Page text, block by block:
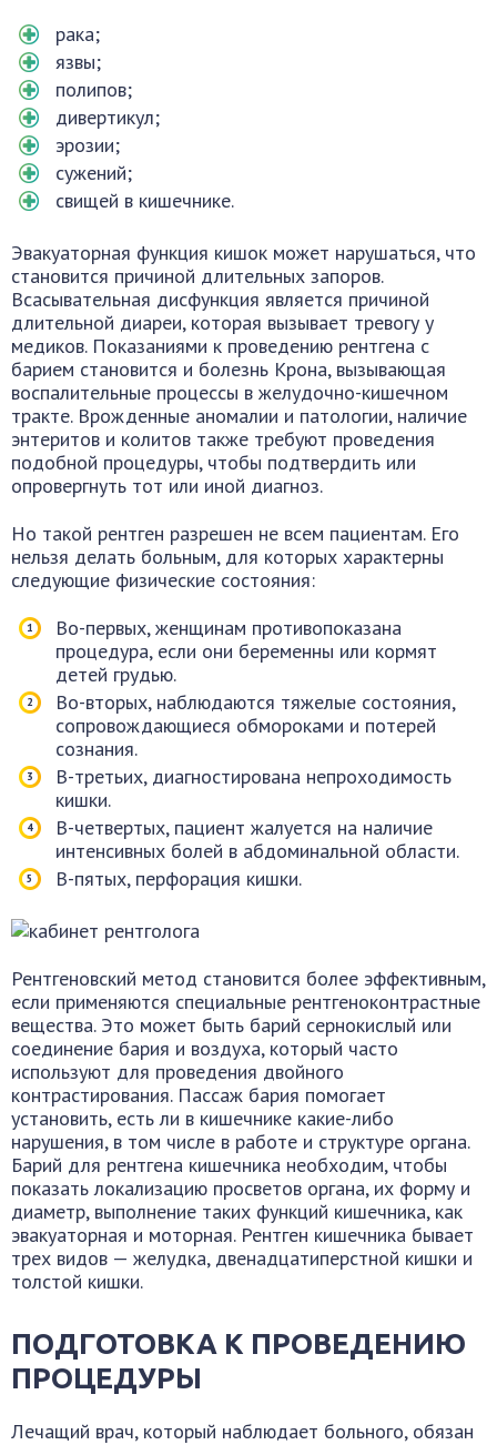
рака;
язвы;
полипов;
дивертикул;
эрозии;
сужений;
свищей в кишечнике.
Эвакуаторная функция кишок может нарушаться, что
становится причиной длительных запоров.
Всасывательная дисфункция является причиной
длительной диареи, которая вызывает тревогу у
медиков. Показаниями к проведению рентгена с
барием становится и болезнь Крона, вызывающая
воспалительные процессы в желудочно-кишечном
тракте. Врожденные аномалии и патологии, наличие
энтеритов и колитов также требуют проведения
подобной процедуры, чтобы подтвердить или
опровергнуть тот или иной диагноз.
Но такой рентген разрешен не всем пациентам. Его
нельзя делать больным, для которых характерны
следующие физические состояния:
Во-первых, женщинам противопоказана
процедура, если они беременны или кормят
детей грудью.
Во-вторых, наблюдаются тяжелые состояния,
сопровождающиеся обмороками и потерей
сознания.
В-третьих, диагностирована непроходимость
кишки.
В-четвертых, пациент жалуется на наличие
интенсивных болей в абдоминальной области.
В-пятых, перфорация кишки.
Рентгеновский метод становится более эффективным,
если применяются специальные рентгеноконтрастные
вещества. Это может быть барий сернокислый или
соединение бария и воздуха, который часто
используют для проведения двойного
контрастирования. Пассаж бария помогает
установить, есть ли в кишечнике какие-либо
нарушения, в том числе в работе и структуре органа.
Барий для рентгена кишечника необходим, чтобы
показать локализацию просветов органа, их форму и
диаметр, выполнение таких функций кишечника, как
эвакуаторная и моторная. Рентген кишечника бывает
трех видов — желудка, двенадцатиперстной кишки и
толстой кишки.
ПОДГОТОВКА К ПРОВЕДЕНИЮ
ПРОЦЕДУРЫ
Лечащий врач, который наблюдает больного, обязан